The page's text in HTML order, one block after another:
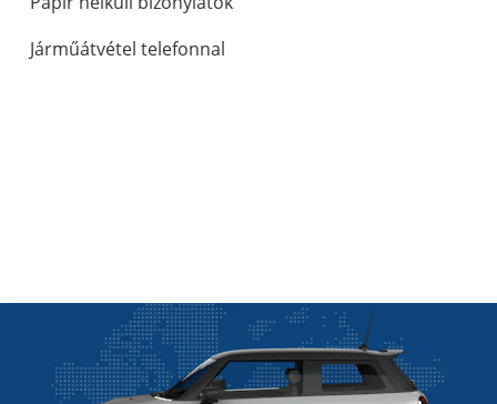
Járműátvétel telefonnal